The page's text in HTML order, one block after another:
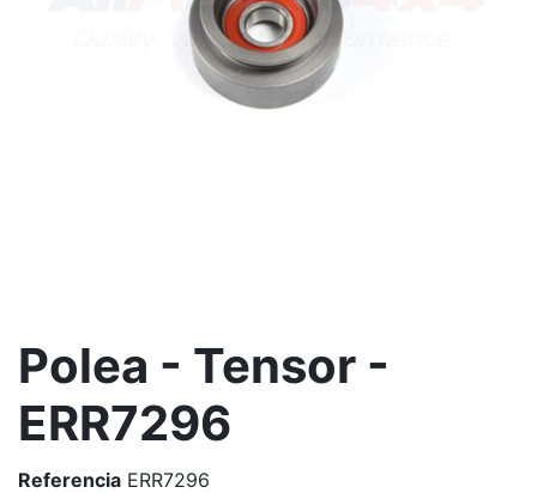
Polea - Tensor -
ERR7296
Referencia ERR7296